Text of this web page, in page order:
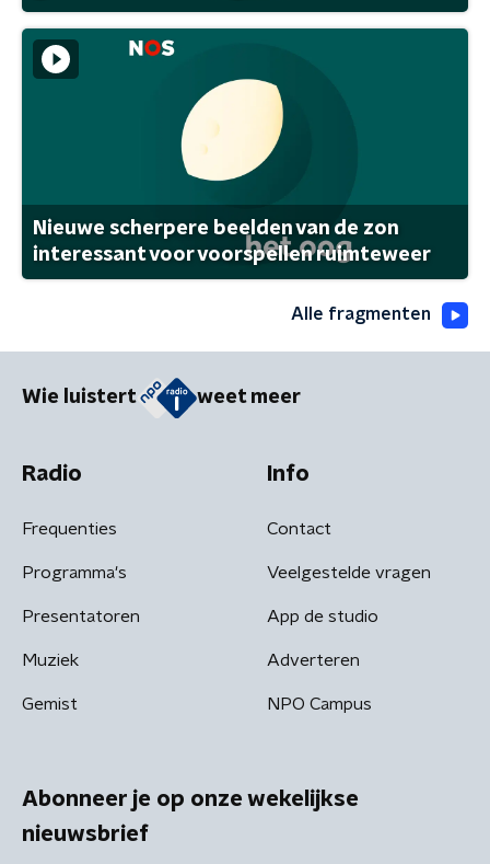
Nieuwe scherpere beelden van de zon
interessant voor voorspellen ruimteweer
Alle fragmenten
Wie luistert weet meer
Radio
Frequenties
Programma's
Presentatoren
Muziek
Gemist
Info
Contact
Veelgestelde vragen
App de studio
Adverteren
NPO Campus
Abonneer je op onze wekelijkse
nieuwsbrief